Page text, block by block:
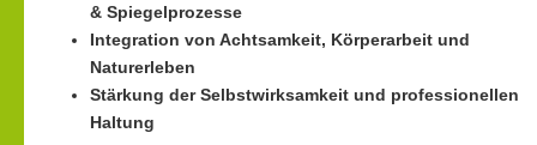
& Spiegelprozesse
Integration von Achtsamkeit, Körperarbeit und
Naturerleben
Stärkung der Selbstwirksamkeit und professionellen
Haltung